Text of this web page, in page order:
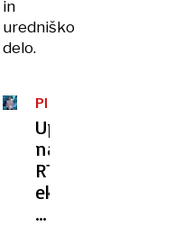
in
uredniško
delo.
PISMO
Upor
na
RTV:
ekipa
Tarče